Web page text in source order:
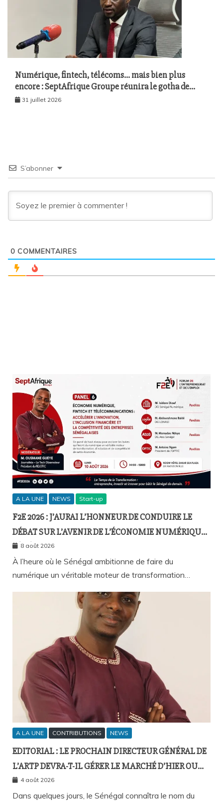
Numérique, fintech, télécoms… mais bien plus
encore : SeptAfrique Groupe réunira le gotha de
l’économie sénégalaise le 10 août à Dakar
31 juillet 2026
S’abonner
0 COMMENTAIRES
A LA UNE NEWS Start-up
F2E 2026 : J’AURAI L’HONNEUR DE CONDUIRE LE
DÉBAT SUR L’AVENIR DE L’ÉCONOMIE NUMÉRIQUE
SÉNÉGALAISE
8 août 2026
À l’heure où le Sénégal ambitionne de faire du
numérique un véritable moteur de transformation…
A LA UNE CONTRIBUTIONS NEWS
EDITORIAL : LE PROCHAIN DIRECTEUR GÉNÉRAL DE
L’ARTP DEVRA-T-IL GÉRER LE MARCHÉ D’HIER OU
CELUI DE DEMAIN ?
4 août 2026
Dans quelques jours, le Sénégal connaîtra le nom du